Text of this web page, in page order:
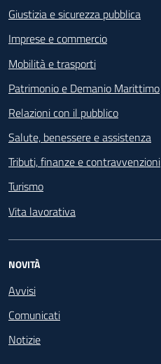
Giustizia e sicurezza pubblica
Imprese e commercio
Mobilità e trasporti
Patrimonio e Demanio Marittimo
Relazioni con il pubblico
Salute, benessere e assistenza
Tributi, finanze e contravvenzioni
Turismo
Vita lavorativa
NOVITÀ
Avvisi
Comunicati
Notizie